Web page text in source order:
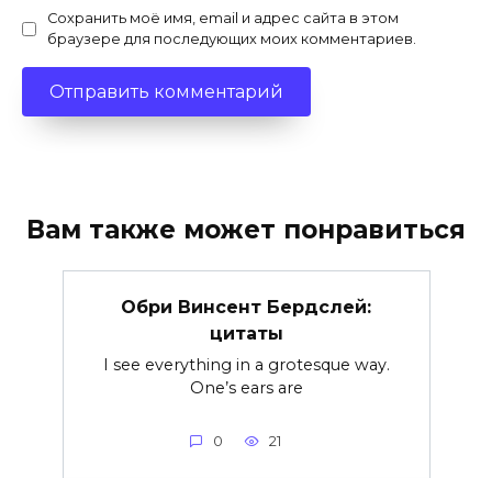
Сохранить моё имя, email и адрес сайта в этом
браузере для последующих моих комментариев.
Вам также может понравиться
Обри Винсент Бердслей:
цитаты
I see everything in a grotesque way.
One’s ears are
0 21